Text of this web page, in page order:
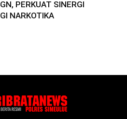
PERKUAT SINERGI
NARKOTIKA